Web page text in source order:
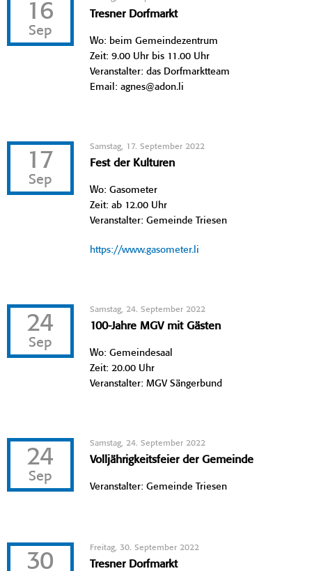
16
Sep
Tresner Dorfmarkt
Wo: beim Gemeindezentrum
Zeit: 9.00 Uhr bis 11.00 Uhr
Veranstalter: das Dorfmarktteam
Email: agnes@adon.li
17
Sep
Samstag, 17. September 2022
Fest der Kulturen
Wo: Gasometer
Zeit: ab 12.00 Uhr
Veranstalter: Gemeinde Triesen
https://www.gasometer.li
24
Sep
Samstag, 24. September 2022
100-Jahre MGV mit Gästen
Wo: Gemeindesaal
Zeit: 20.00 Uhr
Veranstalter: MGV Sängerbund
24
Sep
Samstag, 24. September 2022
Volljährigkeitsfeier der Gemeinde
Veranstalter: Gemeinde Triesen
30
Freitag, 30. September 2022
Tresner Dorfmarkt